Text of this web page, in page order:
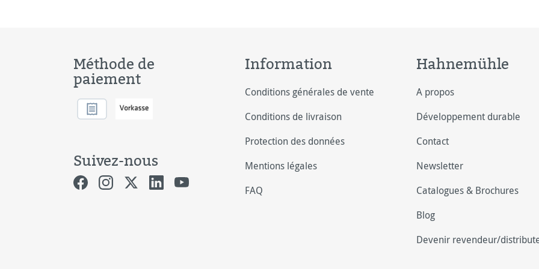
Méthode de
paiement
Suivez-nous
Information
Conditions générales de vente
Conditions de livraison
Protection des données
Mentions légales
FAQ
Hahnemühle
A propos
Développement durable
Contact
Newsletter
Catalogues & Brochures
Blog
Devenir revendeur/